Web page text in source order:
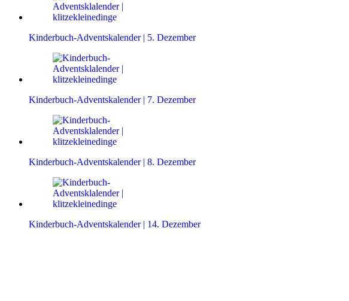
Kinderbuch-Adventskalender | 5. Dezember
Kinderbuch-Adventskalender | 7. Dezember
Kinderbuch-Adventskalender | 8. Dezember
Kinderbuch-Adventskalender | 14. Dezember